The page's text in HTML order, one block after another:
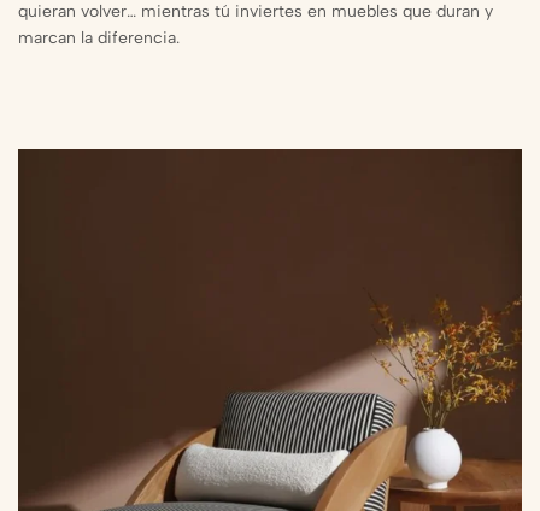
quieran volver… mientras tú inviertes en muebles que duran y
marcan la diferencia.